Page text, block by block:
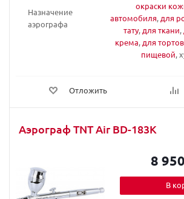
Назначение
аэрографа
окраски
автомобиля, для
тату, для ткани,
крема, для тортов
пищевой,
Отложить
Аэрограф TNT Air BD-183K
8
В